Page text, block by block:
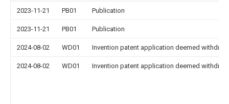
2023-11-21 PB01 Publication
2023-11-21 PB01 Publication
2024-08-02 WD01 Invention patent application deemed
2024-08-02 WD01 Invention patent application deemed